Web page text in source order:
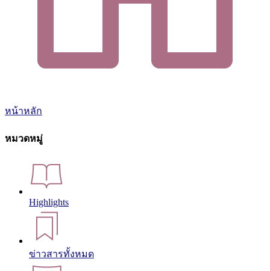
หน้าหลัก
หมวดหมู่
Highlights
ข่าวสารทั้งหมด